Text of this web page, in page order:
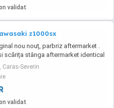
validat
z1000sx
nou nouț, parbriz aftermarket .
scărița stânga aftermarket identical
nouă nouță, si spatar top case.
Caras-Severin
validat